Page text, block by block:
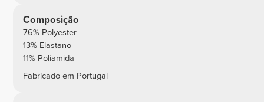
Composição
76% Polyester
13% Elastano
11% Poliamida
Fabricado em Portugal